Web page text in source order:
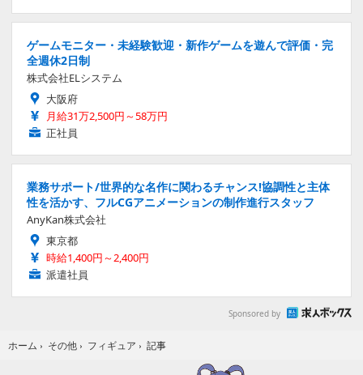
ゲームモニター・未経験歓迎・新作ゲームを遊んで評価・完
全週休2日制
株式会社ELシステム
大阪府
月給31万2,500円～58万円
正社員
業務サポート/世界的な名作に関わるチャンス!協調性と主体
性を活かす、フルCGアニメーションの制作進行スタッフ
AnyKan株式会社
東京都
時給1,400円～2,400円
派遣社員
Sponsored by
ホーム › その他 › フィギュア › 記事